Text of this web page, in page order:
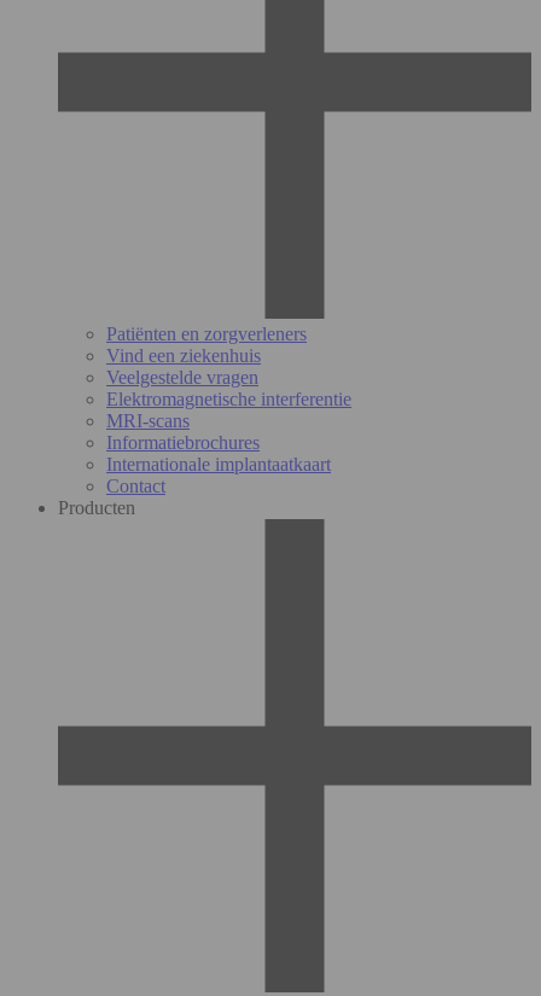
Patiënten en zorgverleners
Vind een ziekenhuis
Veelgestelde vragen
Elektromagnetische interferentie
MRI-scans
Informatiebrochures
Internationale implantaatkaart
Contact
Producten